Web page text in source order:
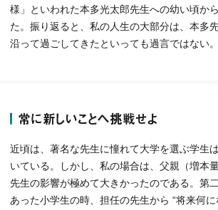
様」といわれた本多光太郎先生への幼い頃か
た。振り返ると、私の人生の大部分は、本多
沿って過ごしてきたといっても過言ではない。
常に新しいことへ挑戦せよ
近頃は、著名な先生に憧れて大学を選ぶ学生
いている。しかし、私の場合は、父親（増本
先生の影響が極めて大きかったのである。第
あった小学生の時、担任の先生から “将来何